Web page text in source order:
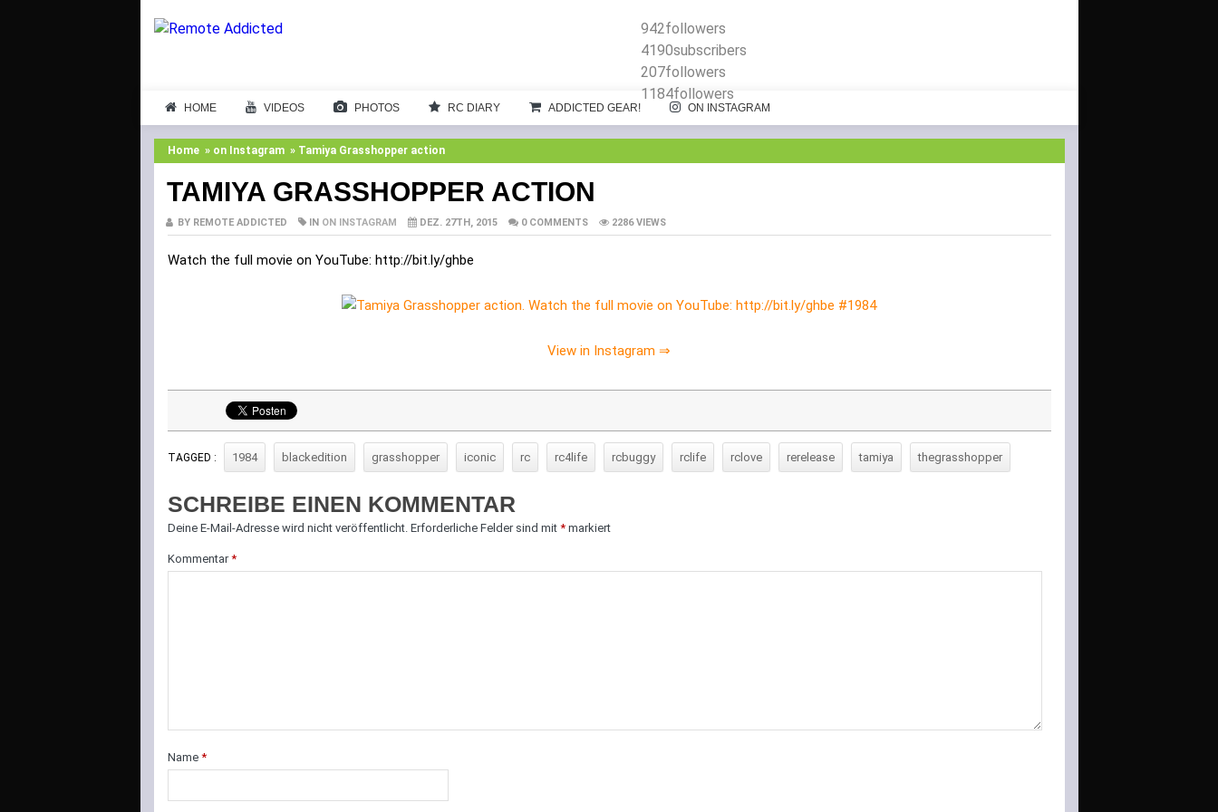
942followers
4190subscribers
207followers
1184followers
HOME VIDEOS PHOTOS RC DIARY ADDICTED GEAR! ON INSTAGRAM
Home » on Instagram » Tamiya Grasshopper action
TAMIYA GRASSHOPPER ACTION
BY REMOTE ADDICTED IN ON INSTAGRAM DEZ. 27TH, 2015 0 COMMENTS 2286 VIEWS
Watch the full movie on YouTube: http://bit.ly/ghbe
View in Instagram ⇒
TAGGED : 1984 blackedition grasshopper iconic rc rc4life rcbuggy rclife rclove rerelease tamiya thegrasshopper
SCHREIBE EINEN KOMMENTAR
Deine E-Mail-Adresse wird nicht veröffentlicht. Erforderliche Felder sind mit *markiert
Kommentar*
Name *